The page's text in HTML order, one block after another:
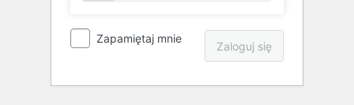
Zapamiętaj mnie